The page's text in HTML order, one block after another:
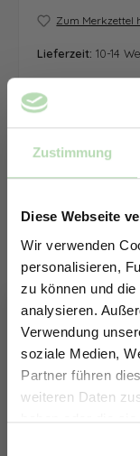
Zustimmung
Diese Webseite
Wir verwenden
personalisieren,
zu können und
analysieren.
Verwendung
soziale Medien,
Partner führen
weiteren Daten
haben oder die
Zum Merkzettel
Lieferzeit: 10-14